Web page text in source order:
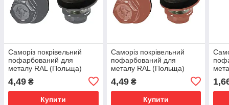
Саморіз покрівельний
пофарбований для
металу RAL (Польща)
4,49 ₴
Купити
Саморіз покрівельний
пофарбований для
металу RAL (Польща)
4,49₴
Купити